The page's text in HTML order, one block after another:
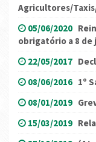
Agricultores/
05/06/2020
obrigatório a 8 de
22/05/2017
08/06/2016 1º
08/01/2019
15/03/2019